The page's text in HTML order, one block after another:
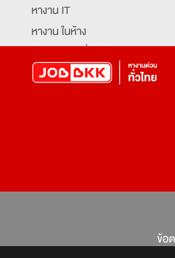
หางาน IT
หางาน ในห้าง
หางาน จัดซื้อ
หางาน เจ้าหน้าที่รักษาความปลอด
โปรแกรมเมอร์
ข้อ